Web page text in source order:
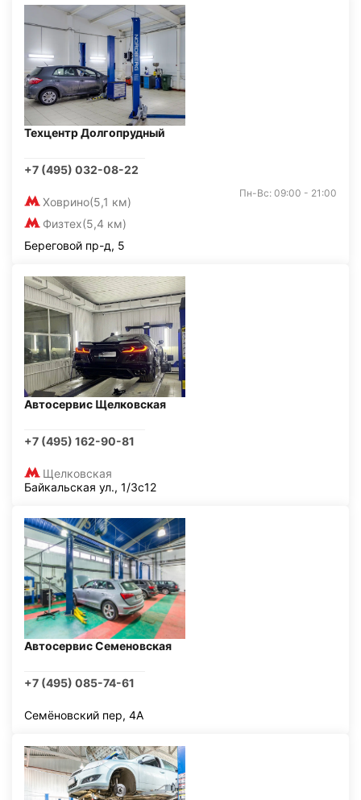
Техцентр Долгопрудный
+7 (495) 032-08-22
Ховрино(5,1 км)
Физтех(5,4 км)
Пн-Вс: 09:00 - 21:00
Береговой пр-д, 5
Автосервис Щелковская
+7 (495) 162-90-81
Щелковская
Байкальская ул., 1/3с12
Автосервис Семеновская
+7 (495) 085-74-61
Семёновский пер, 4А